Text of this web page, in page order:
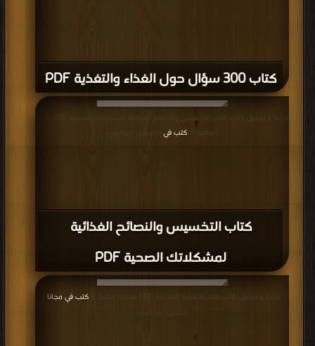
كتاب 300 سؤال حول الغذاء والتغذية PDF
كتاب التخسيس والنصائح الغذائية
لمشكلاتك الصحية PDF
| مكتبة > كتب في | التحميل : مرة/مرات
قراءة و تحميل كتاب كتاب التغذية العلاجية PDF مجانا | مكتبة > كتب في مجانا
التحميل : مرة/مرات